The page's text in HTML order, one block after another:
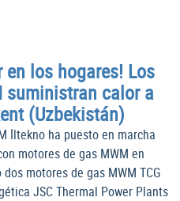
en los hogares! Los
suministran calor a
(Uzbekistán)
İltekno ha puesto en marcha
motores de gas MWM en
motores de gas MWM TCG
JSC Thermal Power Plants